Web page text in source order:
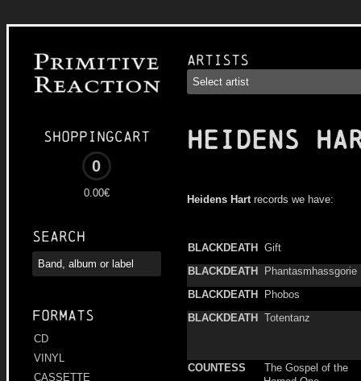
Shoppingcart
0
0.00€
Search
Formats
CD
VINYL
CASSETTE
Artists
HEIDENS
Heidens Hartrecords we have:
BLACKDEATH
Gift
BLACKDEATH
Phantasmhassgorie
BLACKDEATH
Phobos
BLACKDEATH
Totentanz
COUNTESS
The Gospel of the